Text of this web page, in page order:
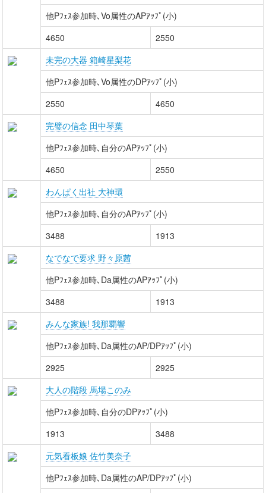
他Pﾌｪｽ参加時､Vo属性のAPｱｯﾌﾟ(小)
4650
2550
未完の大器 箱崎星梨花
他Pﾌｪｽ参加時､Vo属性のDPｱｯﾌﾟ(小)
2550
4650
完璧の信念 田中琴葉
他Pﾌｪｽ参加時､自分のAPｱｯﾌﾟ(小)
4650
2550
わんぱく出社 大神環
他Pﾌｪｽ参加時､自分のAPｱｯﾌﾟ(小)
3488
1913
なでなで要求 野々原茜
他Pﾌｪｽ参加時､Da属性のAPｱｯﾌﾟ(小)
3488
1913
みんな家族! 我那覇響
他Pﾌｪｽ参加時､Da属性のAP/DPｱｯﾌﾟ(小)
2925
2925
大人の階段 馬場このみ
他Pﾌｪｽ参加時､自分のDPｱｯﾌﾟ(小)
1913
3488
元気看板娘 佐竹美奈子
他Pﾌｪｽ参加時､Da属性のAP/DPｱｯﾌﾟ(小)